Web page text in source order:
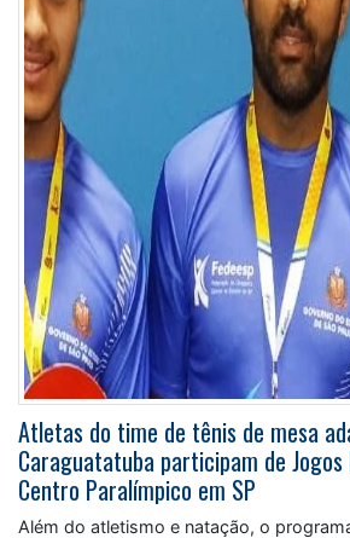
Atletas do time de tênis de mesa
Caraguatatuba participam de Jogos
Centro Paralímpico em SP
Além do atletismo e natação, o